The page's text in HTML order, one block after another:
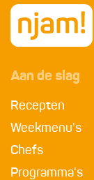
Aan de slag
Recepten
Weekmenu's
Chefs
Programma's